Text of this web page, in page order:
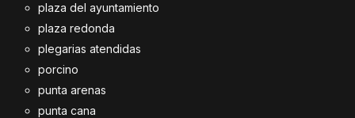
plaza del ayuntamiento
plaza redonda
plegarias atendidas
porcino
punta arenas
punta cana